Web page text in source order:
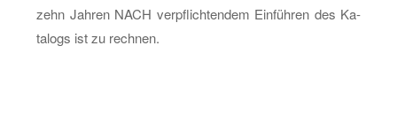
zehn Jah­ren NACH ver­pflich­ten­dem Ein­füh­ren des Ka­
ta­logs ist zu rech­nen.